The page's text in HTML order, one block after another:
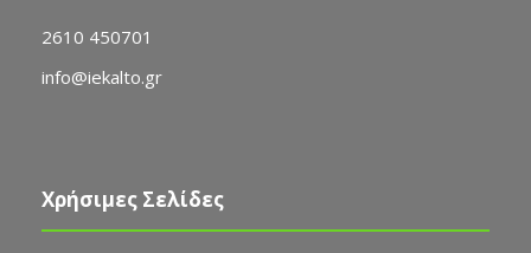
2610 450701
info@iekalto.gr
Χρήσιμες Σελίδες